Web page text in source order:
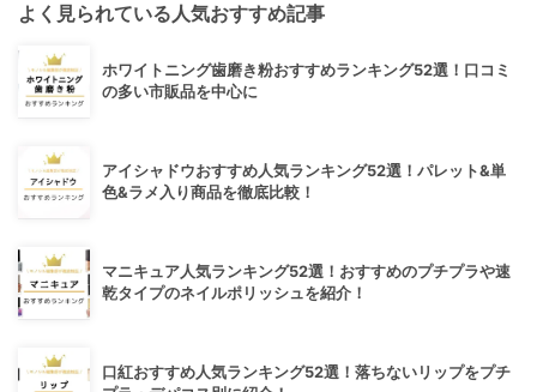
よく見られている人気おすすめ記事
ホワイトニング歯磨き粉おすすめランキング52選！口コミ
の多い市販品を中心に
アイシャドウおすすめ人気ランキング52選！パレット&単
色&ラメ入り商品を徹底比較！
マニキュア人気ランキング52選！おすすめのプチプラや速
乾タイプのネイルポリッシュを紹介！
口紅おすすめ人気ランキング52選！落ちないリップをプチ